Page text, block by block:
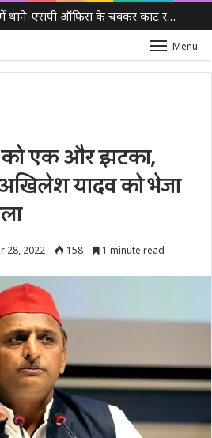
लापता पति की तलाश में थाने-एसपी ऑफिस के चक्कर काट रही नवविवाहिता, ससुराल वालों पर गंभीर आरोप
Menu
को एक और झटका,
यादव को भेजा
28, 2022 158 1 minute read